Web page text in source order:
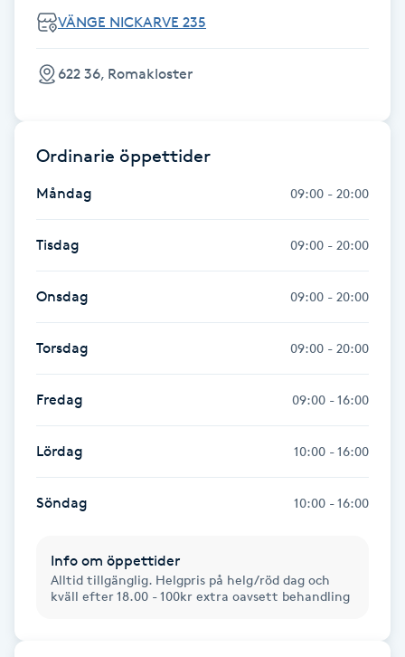
Gravidyoga
Gruppträning
Herrklippning
Hollywood Peel
Hot Stone Massage
Hot yoga
VÄNGE NICKARVE 235
622 36, Romakloster
Ordinarie öppettider
Måndag 09:00 - 20:00
Tisdag 09:00 - 20:00
Onsdag 09:00 - 20:00
Torsdag 09:00 - 20:00
Fredag 09:00 - 16:00
Lördag 10:00 - 16:00
Söndag 10:00 - 16:00
Info om öppettider
Alltid tillgänglig. Helgpris på helg/röd dag och
kväll efter 18.00 - 100kr extra oavsett behandling